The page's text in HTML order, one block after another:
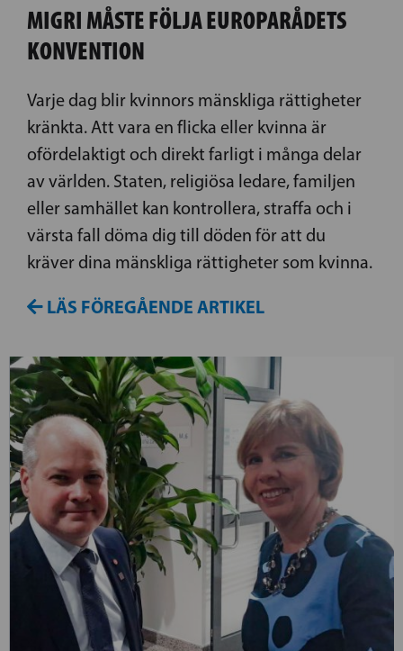
MIGRI MÅSTE FÖLJA EUROPARÅDETS
KONVENTION
Varje dag blir kvinnors mänskliga rättigheter
kränkta. Att vara en flicka eller kvinna är
ofördelaktigt och direkt farligt i många delar
av världen. Staten, religiösa ledare, familjen
eller samhället kan kontrollera, straffa och i
värsta fall döma dig till döden för att du
kräver dina mänskliga rättigheter som kvinna.
LÄS FÖREGÅENDE ARTIKEL